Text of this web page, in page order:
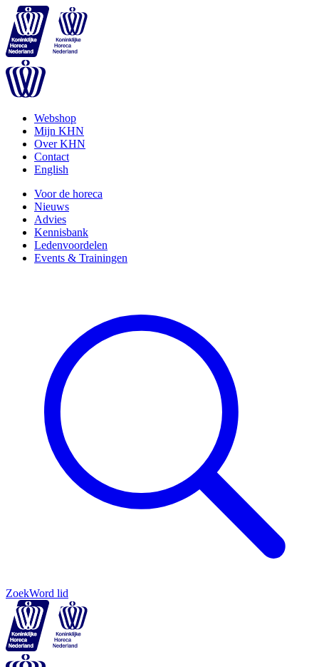
Webshop
Mijn KHN
Over KHN
Contact
English
Voor de horeca
Nieuws
Advies
Kennisbank
Ledenvoordelen
Events & Trainingen
ZoekWord lid